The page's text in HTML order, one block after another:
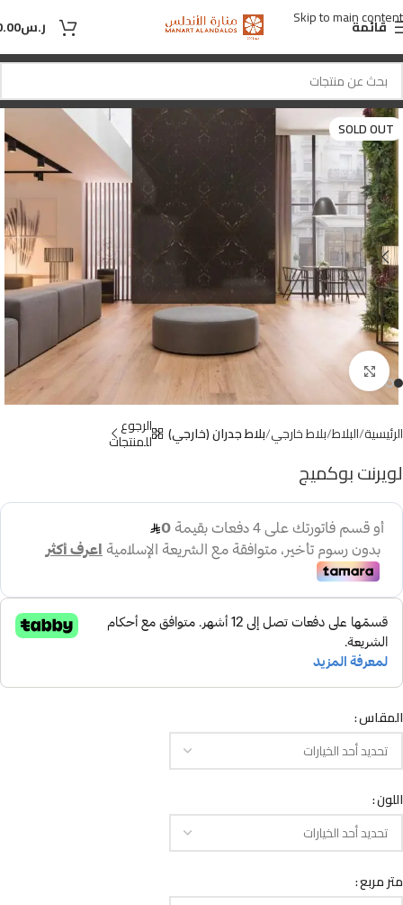
Skip to main content
قائمة ر.س
SOLD OUT
Click to enlarge
الرئيسية البلاط بلاط خارجي بلاط جدران (خارجي) الرجوع
للمنتجات
لويرنت بوكميج
المقاس
اللون
متر مربع